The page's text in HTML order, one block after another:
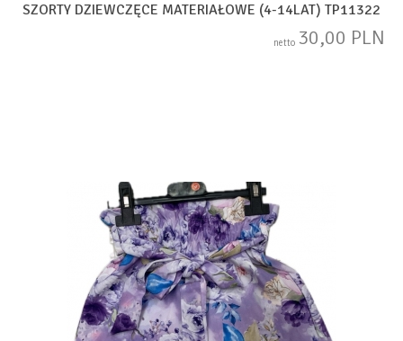
SZORTY DZIEWCZĘCE MATERIAŁOWE (4-14LAT) TP11322
netto 30,00 PLN